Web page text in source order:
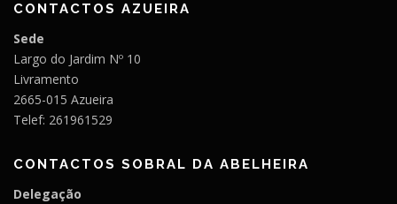
CONTACTOS AZUEIRA
Sede
Largo do Jardim Nº 10
Livramento
2665-015 Azueira
Telef: 261961529
CONTACTOS SOBRAL DA ABELHEIRA
Delegação